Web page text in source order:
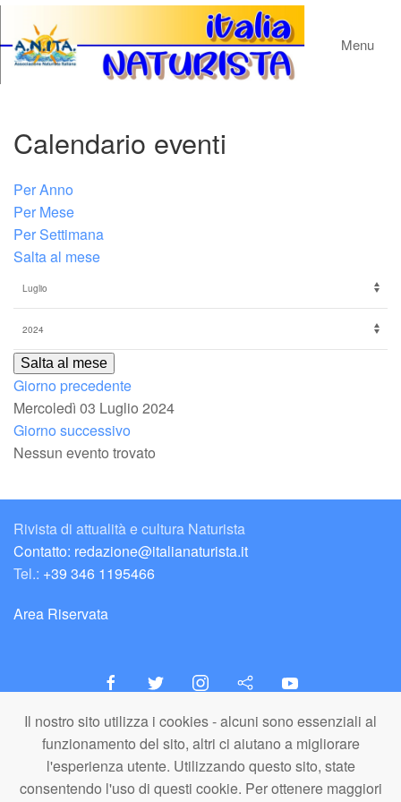
Il nostro sito utilizza i cookies - alcuni sono essenziali al
funzionamento del sito, altri ci aiutano a migliorare
l'esperienza utente. Utilizzando questo sito, state
consentendo l'uso di questi cookie. Per ottenere maggiori
Menu
Calendario eventi
Per Anno
Per Mese
Per Settimana
Salta al mese
Salta al mese
Giorno precedente
Mercoledì 03 Luglio 2024
Giorno successivo
Nessun evento trovato
Rivista di attualità e cultura Naturista
Contatto: redazione@italianaturista.it
Tel.: +39 346 1195466
Area Riservata
italiaNATURISTA
Editore e Redazione
A.N.ITA. Associazione Naturista Italiana (APS)
C.F. 80203710159